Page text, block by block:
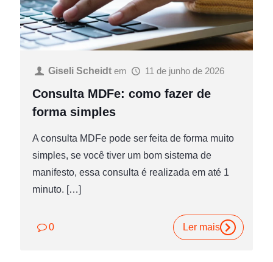
Giseli Scheidt em 11 de junho de 2026
Consulta MDFe: como fazer de
forma simples
A consulta MDFe pode ser feita de forma muito
simples, se você tiver um bom sistema de
manifesto, essa consulta é realizada em até 1
minuto. […]
0 Ler mais